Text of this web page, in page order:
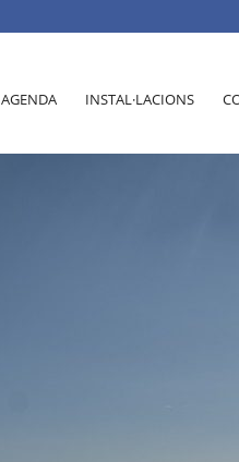
AGENDA INSTAL·LACIONS